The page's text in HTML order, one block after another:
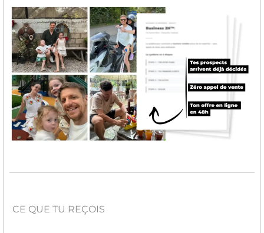
CE QUE TU REÇOIS